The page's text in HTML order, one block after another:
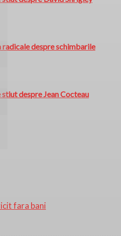
radicale despre schimbarile
despre Jean Cocteau
fara bani